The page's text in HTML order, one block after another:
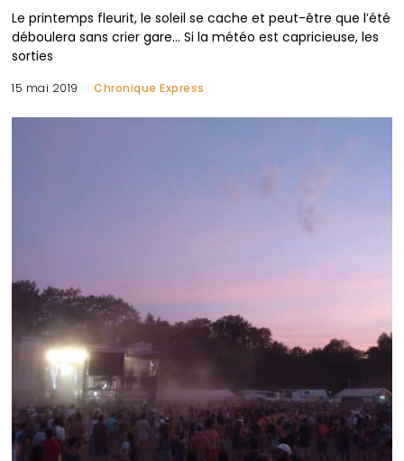
Le printemps fleurit, le soleil se cache et peut-être que l’été
déboulera sans crier gare… Si la météo est capricieuse, les
sorties
15 mai 2019 Chronique Express